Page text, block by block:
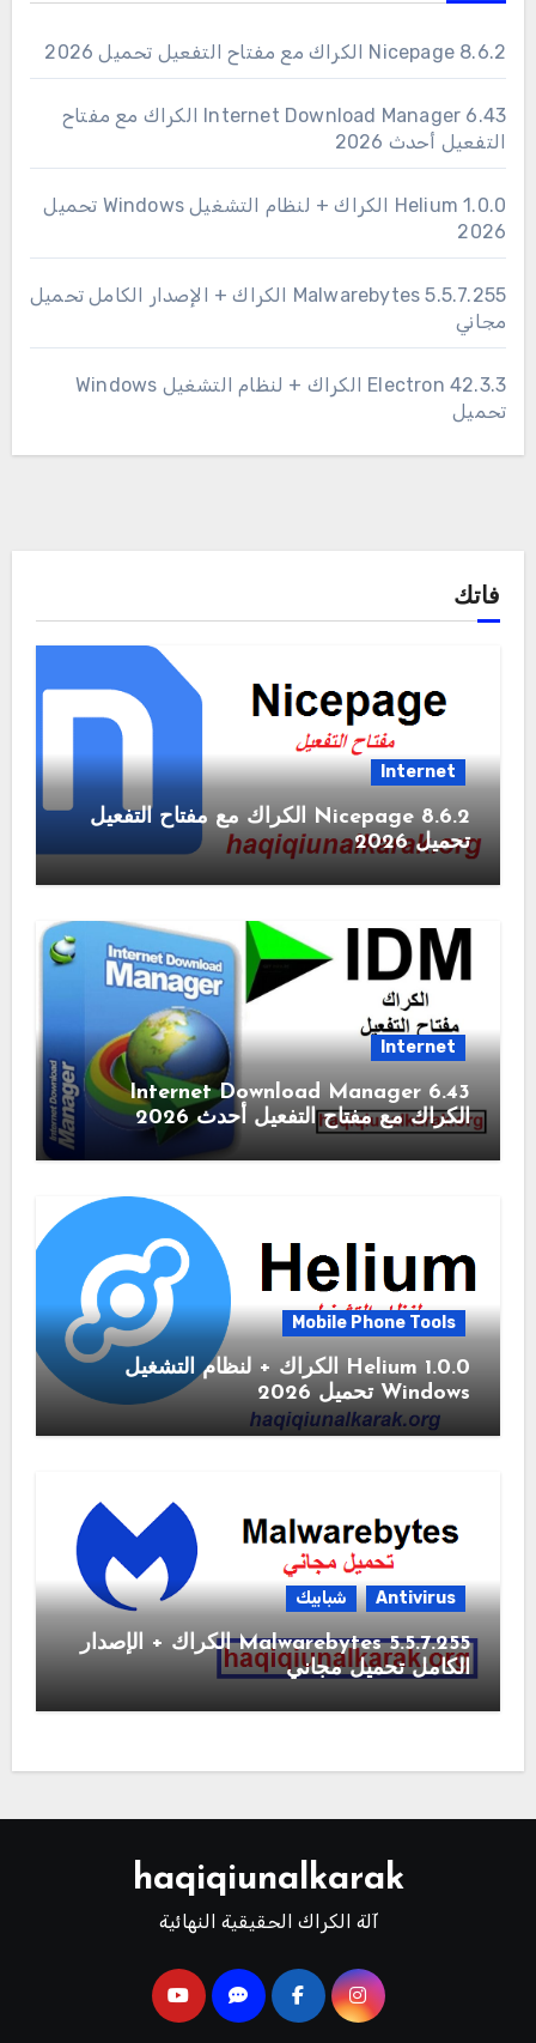
Nicepage 8.6.2 الكراك مع مفتاح التفعيل تحميل 2026
6.43 Internet Download Manager الكراك مع مفتاح
التفعيل أحدث 2026
1.0.0 Helium الكراك + لنظام التشغيل Windows تحميل
2026
Malwarebytes 5.5.7.255 الكراك + الإصدار الكامل تحميل
مجاني
Electron 42.3.3 الكراك + لنظام التشغيل Windows
تحميل
فاتك
Internet
Nicepage 8.6.2 الكراك مع مفتاح التفعيل
تحميل 2026
Internet
6.43 Internet Download Manager
الكراك مع مفتاح التفعيل أحدث 2026
Mobile Phone Tools
1.0.0 Helium الكراك + لنظام التشغيل
Windows تحميل 2026
Antivirus شبابيك
Malwarebytes 5.5.7.255 الكراك + الإصدار
الكامل تحميل مجاني
haqiqiunalkarak
آلة الكراك الحقيقية النهائية